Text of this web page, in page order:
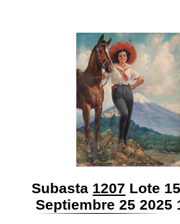
Subasta 1207 Lote 15
Septiembre 25 2025